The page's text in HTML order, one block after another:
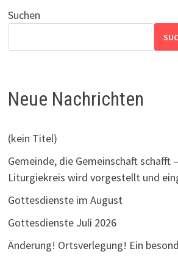
Suchen
Neue Nachrichten
(kein Titel)
Gemeinde, die Gemeinschaft schafft
Liturgiekreis wird vorgestellt und
Gottesdienste im August
Gottesdienste Juli 2026
Änderung! Ortsverlegung! Ein